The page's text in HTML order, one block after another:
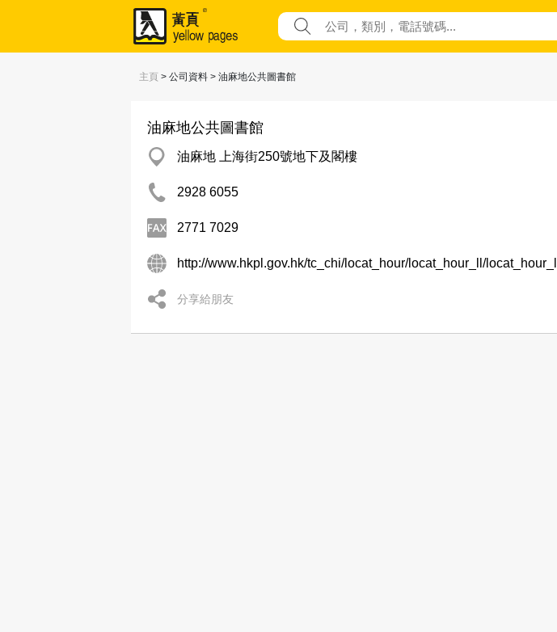
主頁 > 公司資料 > 油麻地公共圖書館
油麻地公共圖書館
油麻地 上海街250號地下及閣樓
2928 6055
2771 7029
http://www.hkpl.gov.hk/tc_chi/locat_hour/locat_hour_ll/
分享給朋友